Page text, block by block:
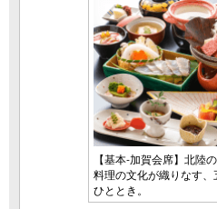
【基本‐加賀会席】北陸
料理の文化が織りなす
ひととき。